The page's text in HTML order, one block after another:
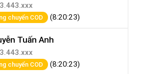
chuyển COD (8:20:23)
Tuấn Anh
chuyển COD (8:20:23)